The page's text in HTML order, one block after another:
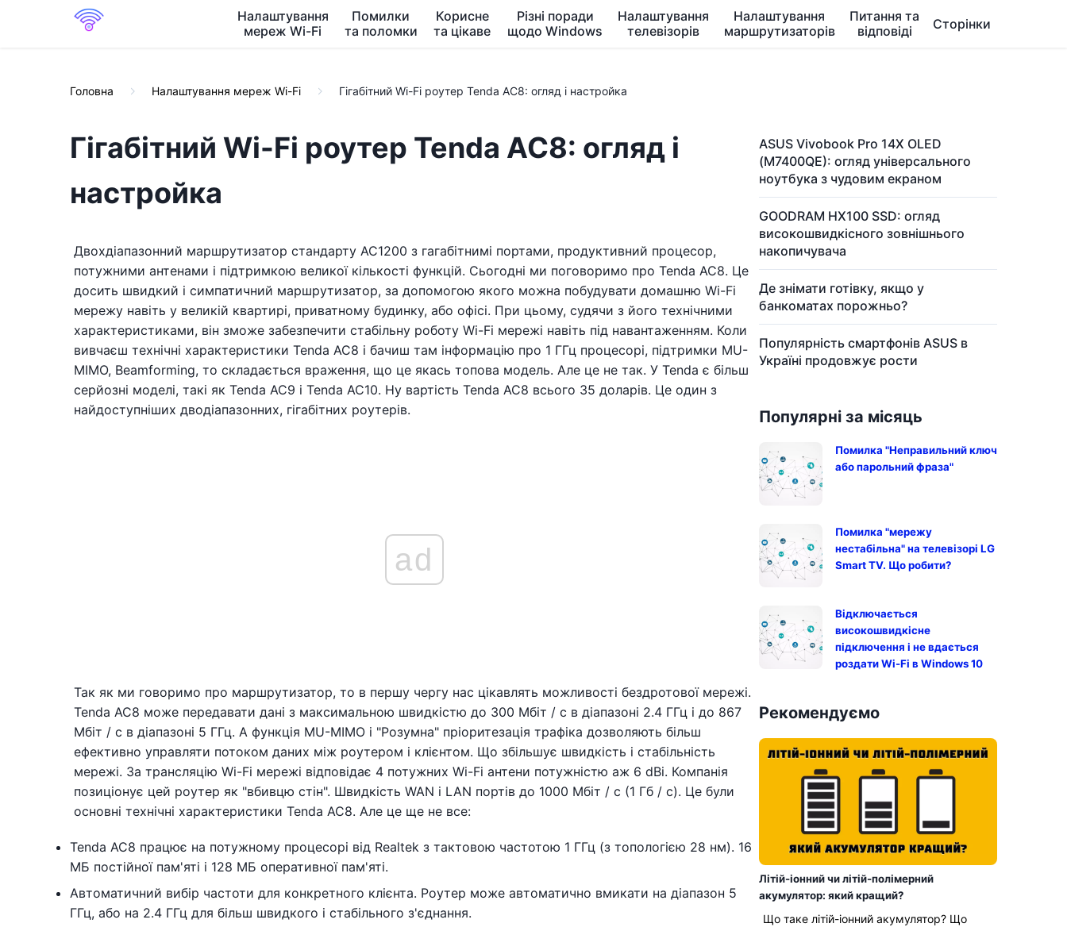
Налаштування
мереж Wi-Fi
Помилки
та поломки
Корисне
та цікаве
Різні поради
щодо Windows
Налаштування
телевізорів
Налаштування
маршрутизаторів
Питання та
відповіді
Сторінки
Головна Налаштування мереж Wi-Fi Гігабітний Wi-Fi роутер Tenda AC8: огляд і настройка
Гігабітний Wi-Fi роутер Tenda AC8: огляд і
настройка
Двохдіапазонний маршрутизатор стандарту AC1200 з гагабітнимі портами, продуктивний процесор,
потужними антенами і підтримкою великої кількості функцій. Сьогодні ми поговоримо про Tenda AC8. Це
досить швидкий і симпатичний маршрутизатор, за допомогою якого можна побудувати домашню Wi-Fi
мережу навіть у великій квартирі, приватному будинку, або офісі. При цьому, судячи з його технічними
характеристиками, він зможе забезпечити стабільну роботу Wi-Fi мережі навіть під навантаженням. Коли
вивчаєш технічні характеристики Tenda AC8 і бачиш там інформацію про 1 ГГц процесорі, підтримки MU-
MIMO, Beamforming, то складається враження, що це якась топова модель. Але це не так. У Tenda є більш
серйозні моделі, такі як Tenda AC9 і Tenda AC10. Ну вартість Tenda AC8 всього 35 доларів. Це один з
найдоступніших дводіапазонних, гігабітних роутерів.
ad
Так як ми говоримо про маршрутизатор, то в першу чергу нас цікавлять можливості бездротової мережі.
Tenda AC8 може передавати дані з максимальною швидкістю до 300 Мбіт / с в діапазоні 2.4 ГГц і до 867
Мбіт / с в діапазоні 5 ГГц. А функція MU-MIMO і "Розумна" пріоритезація трафіка дозволяють більш
ефективно управляти потоком даних між роутером і клієнтом. Що збільшує швидкість і стабільність
мережі. За трансляцію Wi-Fi мережі відповідає 4 потужних Wi-Fi антени потужністю аж 6 dBi. Компанія
позиціонує цей роутер як "вбивцю стін". Швидкість WAN і LAN портів до 1000 Мбіт / с (1 Гб / с). Це були
основні технічні характеристики Tenda AC8. Але це ще не все:
Tenda AC8 працює на потужному процесорі від Realtek з тактовою частотою 1 ГГц (з топологією 28 нм). 16
МБ постійної пам'яті і 128 МБ оперативної пам'яті.
Автоматичний вибір частоти для конкретного клієнта. Роутер може автоматично вмикати на діапазон 5
ГГц, або на 2.4 ГГц для більш швидкого і стабільного з'єднання.
ASUS Vivobook Pro 14X OLED
(M7400QE): огляд універсального
ноутбука з чудовим екраном
GOODRAM HX100 SSD: огляд
високошвидкісного зовнішнього
накопичувача
Де знімати готівку, якщо у
банкоматах порожньо?
Популярність смартфонів ASUS в
Україні продовжує рости
Популярні за місяць
Помилка "Неправильний ключ
або парольний фраза"
Помилка "мережу
нестабільна" на телевізорі LG
Smart TV. Що робити?
Відключається
високошвидкісне
підключення і не вдається
роздати Wi-Fi в Windows 10
Рекомендуємо
Літій-іонний чи літій-полімерний
акумулятор: який кращий?
Що таке літій-іонний акумулятор? Що